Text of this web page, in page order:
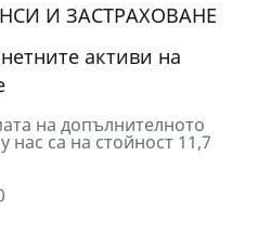
И ЗАСТРАХОВАНЕ
активи на
на допълнителното
нас са на стойност 11,7